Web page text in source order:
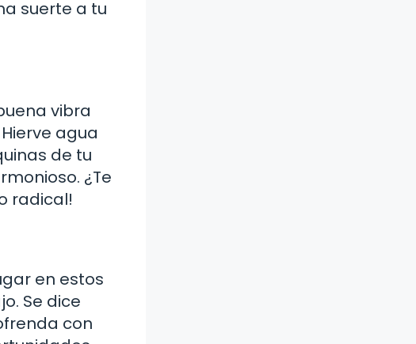
suerte a tu
vibra
agua
de tu
¿Te
radical!
en estos
Se dice
con